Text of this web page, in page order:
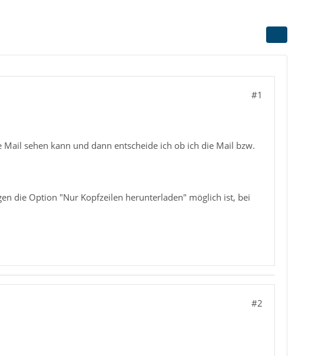
#1
sehen kann und dann entscheide ich ob ich die Mail bzw.
die Option "Nur Kopfzeilen herunterladen" möglich ist, bei
#2